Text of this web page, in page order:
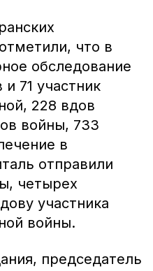
что в
обследование
71 участник
228 вдов
войны, 733
в
отправили
четырех
участника
войны.
председатель